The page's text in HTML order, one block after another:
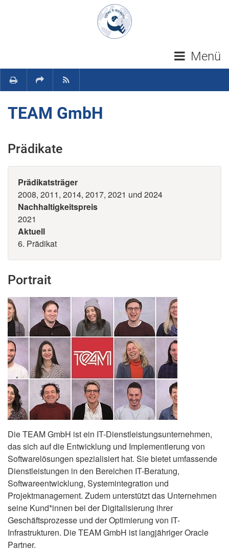
Navigation überspringen
Menü
TEAM GmbH
Prädikate
Prädikatsträger
2008, 2011, 2014, 2017, 2021 und 2024
Nachhaltigkeitspreis
2021
Aktuell
6. Prädikat
Portrait
Die TEAM GmbH ist ein IT-Dienstleistungsunternehmen,
das sich auf die Entwicklung und Implementierung von
Softwarelösungen spezialisiert hat. Sie bietet umfassende
Dienstleistungen in den Bereichen IT-Beratung,
Softwareentwicklung, Systemintegration und
Projektmanagement. Zudem unterstützt das Unternehmen
seine Kund*innen bei der Digitalisierung ihrer
Geschäftsprozesse und der Optimierung von IT-
Infrastrukturen. Die TEAM GmbH ist langjähriger Oracle
Partner.